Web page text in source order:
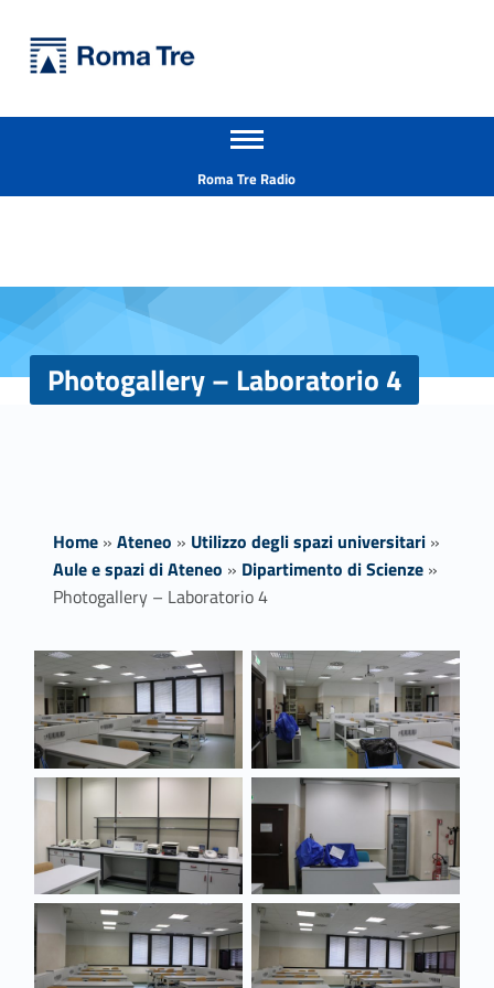
Photogallery - Laboratorio 4 - Università Roma Tre
Apri il menu secondario
Roma Tre Radio
Photogallery – Laboratorio 4
Home» Ateneo » Utilizzo degli spazi universitari»
Aule e spazi di Ateneo » Dipartimento di Scienze»
Photogallery – Laboratorio 4
P
h
o
t
o
g
a
Link identifier #identifier__22352-1 Link identifier #identifier__114057-2
Link identifier #identifier__97440-3 Link identifier #identifier__15067-4
Link identifier #identifier__91023-5 Link identifier #identifier__110384-6